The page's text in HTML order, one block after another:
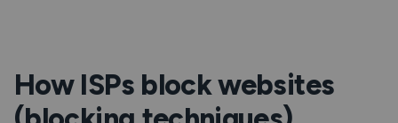
How ISPs block websites